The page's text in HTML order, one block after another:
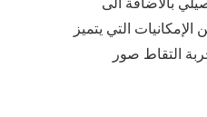
الإمكانيات التي يتميز
تجربة التقاط صور